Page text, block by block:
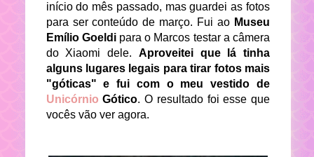
início do mês passado, mas guardei as fotos
para ser conteúdo de março. Fui ao Museu
Emílio Goeldi para o Marcos testar a câmera
do Xiaomi dele. Aproveitei que lá tinha
alguns lugares legais para tirar fotos mais
"góticas" e fui com o meu vestido de
Unicórnio Gótico. O resultado foi esse que
vocês vão ver agora.